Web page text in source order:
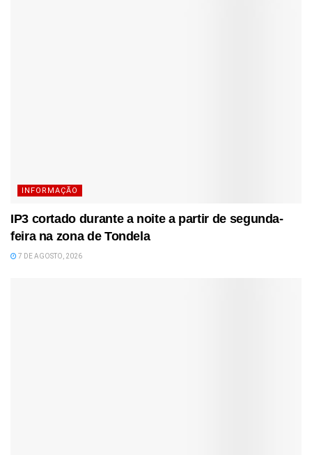
INFORMAÇÃO
IP3 cortado durante a noite a partir de segunda-
feira na zona de Tondela
7 DE AGOSTO, 2026